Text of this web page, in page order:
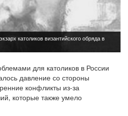
для католиков в России
давление со стороны
конфликты из-за
которые также умело